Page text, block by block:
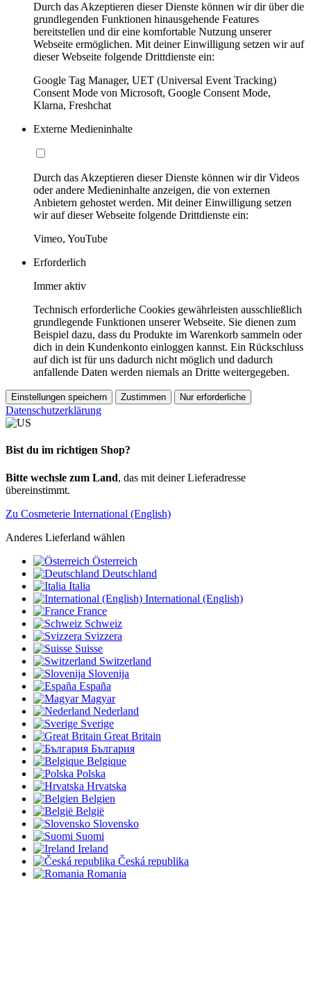
Durch das Akzeptieren dieser Dienste können wir dir über die
grundlegenden Funktionen hinausgehende Features
bereitstellen und dir eine komfortable Nutzung unserer
Webseite ermöglichen. Mit deiner Einwilligung setzen wir auf
dieser Webseite folgende Drittdienste ein:
Google Tag Manager, UET (Universal Event Tracking)
Consent Mode von Microsoft, Google Consent Mode,
Klarna, Freshchat
Externe Medieninhalte
Durch das Akzeptieren dieser Dienste können wir dir Videos
oder andere Medieninhalte anzeigen, die von externen
Anbietern gehostet werden. Mit deiner Einwilligung setzen
wir auf dieser Webseite folgende Drittdienste ein:
Vimeo, YouTube
Erforderlich
Immer aktiv
Technisch erforderliche Cookies gewährleisten ausschließlich
grundlegende Funktionen unserer Webseite. Sie dienen zum
Beispiel dazu, dass du Produkte im Warenkorb sammeln oder
dich in dein Kundenkonto einloggen kannst. Ein Rückschluss
auf dich ist für uns dadurch nicht möglich und dadurch
anfallende Daten werden niemals an Dritte weitergegeben.
Einstellungen speichern Zustimmen Nur erforderliche
Datenschutzerklärung
Bist du im richtigen Shop?
Bitte wechsle zum Land, das mit deiner Lieferadresse
übereinstimmt.
Zu Cosmeterie International (English)
Anderes Lieferland wählen
Österreich
Deutschland
Italia
International (English)
France
Schweiz
Svizzera
Suisse
Switzerland
Slovenija
España
Magyar
Nederland
Sverige
Great Britain
България
Belgique
Polska
Hrvatska
Belgien
België
Slovensko
Suomi
Ireland
Česká republika
Romania